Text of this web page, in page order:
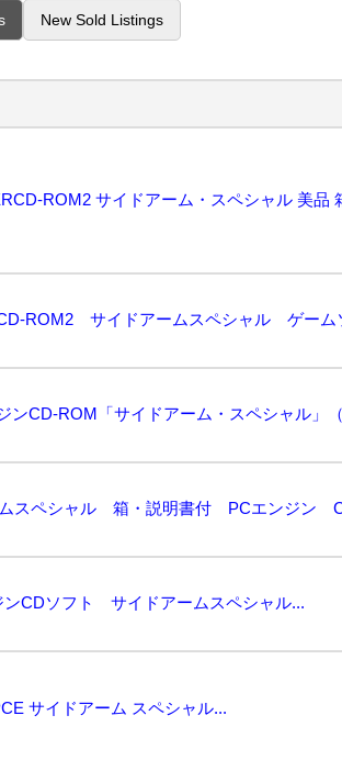
New Sold Listings
ンCDソフト サイドアームスペシャル...
サイドアーム スペシャル...